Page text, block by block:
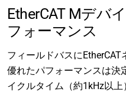
EtherCAT Mデバ
フォーマンス
フィールドバスにEtherCAT
優れたパフォーマンスは決
イクルタイム（約1kHz以